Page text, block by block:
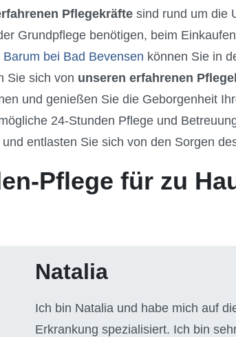
Pflegekräfte sind rund um die
Grundpflege benötigen, beim
bei Bad Bevensen können Sie in
Sie sich von unseren erfahrenen
und genießen Sie die Geborgenheit
24-Stunden Pflege und
entlasten Sie sich von den Sorgen
Pflege für zu
Natalia
Ich bin Natalia und habe mich auf
Erkrankung spezialisiert. Ich bin